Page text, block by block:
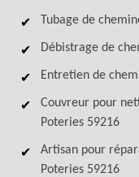
Tubage de
Débistrage de
Entretien de
Couvreur pour
Poteries 59216
Artisan pour
Poteries 59216